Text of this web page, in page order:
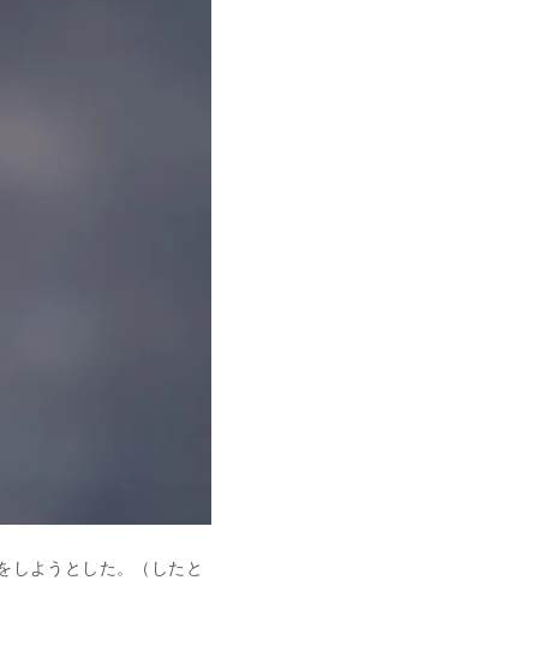
しようとした。（したと